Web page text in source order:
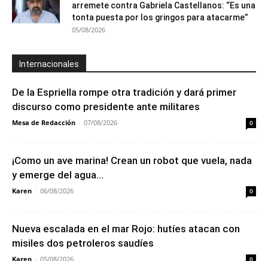
arremete contra Gabriela Castellanos: “Es una
tonta puesta por los gringos para atacarme”
05/08/2026
Internacionales
De la Espriella rompe otra tradición y dará primer
discurso como presidente ante militares
Mesa de Redacción - 07/08/2026 0
¡Como un ave marina! Crean un robot que vuela, nada
y emerge del agua...
Karen - 06/08/2026 0
Nueva escalada en el mar Rojo: hutíes atacan con
misiles dos petroleros saudíes
Karen - 05/08/2026 0